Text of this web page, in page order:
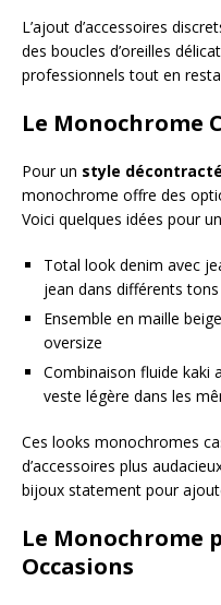
L’ajout d’accessoires
des boucles d’oreilles
professionnels tout en
Le Monochrome
Pour un style décontracté
monochrome offre des
Voici quelques idées pour
Total look denim avec
jean dans différents
Ensemble en maille
oversize
Combinaison fluide kaki
veste légère dans les
Ces looks monochromes
d’accessoires plus
bijoux statement pour
Le Monochrome
Occasions